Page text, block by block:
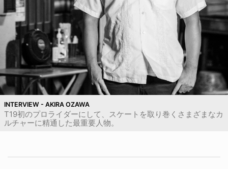
INTERVIEW - AKIRA OZAWA
T19初のプロライダーにして、スケートを取り巻くさまざまなカ
ルチャーに精通した最重要人物。